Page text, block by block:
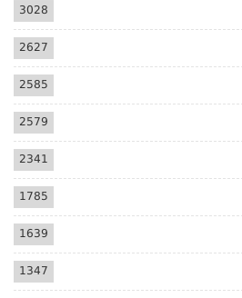
3028
2627
2585
2579
2341
1785
1639
1347